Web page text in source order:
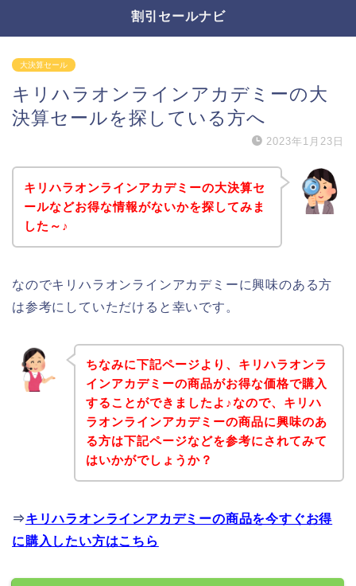
割引セールナビ
大決算セール
キリハラオンラインアカデミーの大
決算セールを探している方へ
2023年1月23日
キリハラオンラインアカデミーの大決算セ
ールなどお得な情報がないかを探してみま
した～♪
なのでキリハラオンラインアカデミーに興味のある方
は参考にしていただけると幸いです。
ちなみに下記ページより、キリハラオンラ
インアカデミーの商品がお得な価格で購入
することができましたよ♪なので、キリハ
ラオンラインアカデミーの商品に興味のあ
る方は下記ページなどを参考にされてみて
はいかがでしょうか？
⇒キリハラオンラインアカデミーの商品を今すぐお得
に購入したい方はこちら